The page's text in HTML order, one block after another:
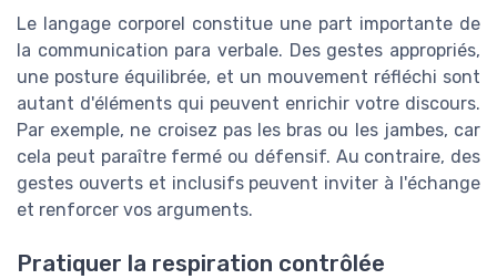
Le langage corporel constitue une part importante de
la communication para verbale. Des gestes appropriés,
une posture équilibrée, et un mouvement réfléchi sont
autant d'éléments qui peuvent enrichir votre discours.
Par exemple, ne croisez pas les bras ou les jambes, car
cela peut paraître fermé ou défensif. Au contraire, des
gestes ouverts et inclusifs peuvent inviter à l'échange
et renforcer vos arguments.
Pratiquer la respiration contrôlée